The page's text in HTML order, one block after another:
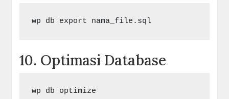
10. Optimasi Database